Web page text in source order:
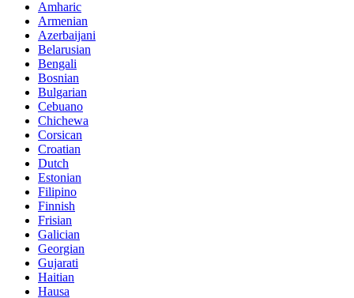
Amharic
Armenian
Azerbaijani
Belarusian
Bengali
Bosnian
Bulgarian
Cebuano
Chichewa
Corsican
Croatian
Dutch
Estonian
Filipino
Finnish
Frisian
Galician
Georgian
Gujarati
Haitian
Hausa